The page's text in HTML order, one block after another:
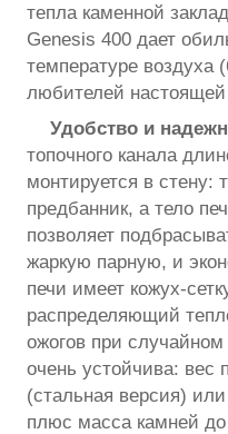
тепла каменной
Genesis 400 дает
температуре воздуха
любителей настоящей
Удобство и
топочного канала
монтируется в стену:
предбанник, а тело
позволяет
жаркую парную, и
печи имеет кожух-
распределяющий
ожогов при
очень устойчива: вес
(стальная версия)
плюс масса камней до